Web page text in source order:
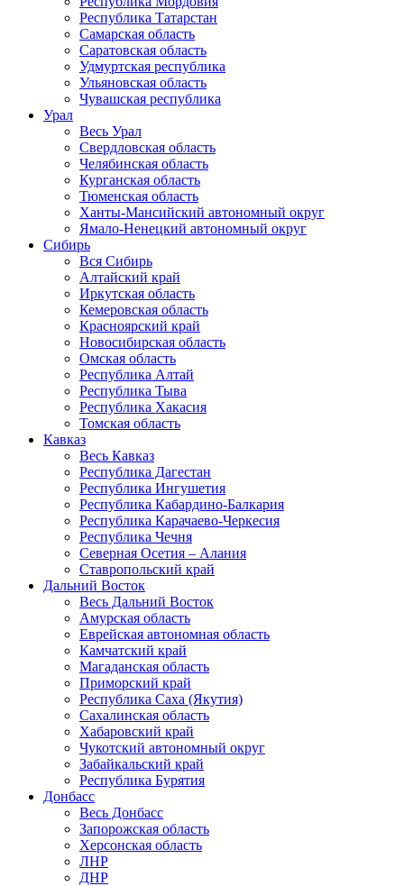
Республика Татарстан
Самарская область
Саратовская область
Удмуртская республика
Ульяновская область
Чувашская республика
Урал
Весь Урал
Свердловская область
Челябинская область
Курганская область
Тюменская область
Ханты-Мансийский автономный округ
Ямало-Ненецкий автономный округ
Сибирь
Вся Сибирь
Алтайский край
Иркутская область
Кемеровская область
Красноярский край
Новосибирская область
Омская область
Республика Алтай
Республика Тыва
Республика Хакасия
Томская область
Кавказ
Весь Кавказ
Республика Дагестан
Республика Ингушетия
Республика Кабардино-Балкария
Республика Карачаево-Черкесия
Республика Чечня
Северная Осетия – Алания
Ставропольский край
Дальний Восток
Весь Дальний Восток
Амурская область
Еврейская автономная область
Камчатский край
Магаданская область
Приморский край
Республика Саха (Якутия)
Сахалинская область
Хабаровский край
Чукотский автономный округ
Забайкальский край
Республика Бурятия
Донбасс
Весь Донбасс
Запорожская область
Херсонская область
ЛНР
ДНР